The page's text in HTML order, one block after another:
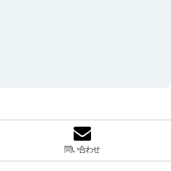
問い合わせ